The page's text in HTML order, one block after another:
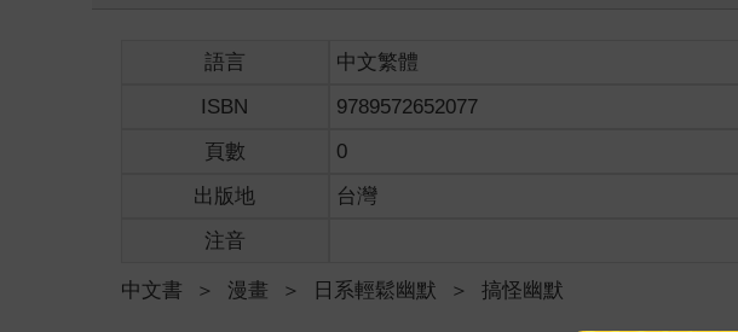
語言 中文繁體
ISBN
9789572652077
頁數
0
出版地
台灣
注音
中文書 ＞ 漫畫 ＞ 日系輕鬆幽默 ＞ 搞怪幽默